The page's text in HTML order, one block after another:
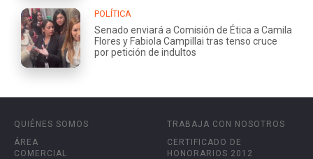
POLÍTICA
Senado enviará a Comisión de Ética a Camila
Flores y Fabiola Campillai tras tenso cruce
por petición de indultos
QUIÉNES SOMOS
ÁREA
COMERCIAL
TRABAJA CON NOSOTROS
CERTIFICADO DE
HONORARIOS 2012